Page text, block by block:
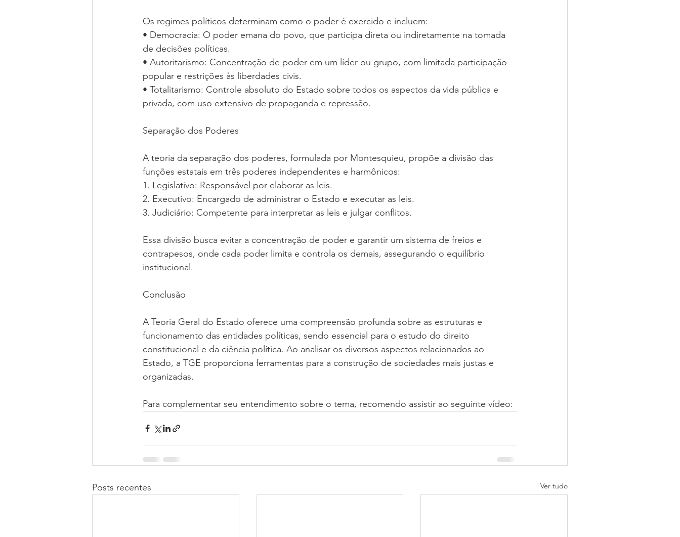
Os regimes políticos determinam como o poder é exercido e incluem:
• Democracia: O poder emana do povo, que participa direta ou indiretamente na tomada
de decisões políticas.
• Autoritarismo: Concentração de poder em um líder ou grupo, com limitada participação
popular e restrições às liberdades civis.
• Totalitarismo: Controle absoluto do Estado sobre todos os aspectos da vida pública e
privada, com uso extensivo de propaganda e repressão.
Separação dos Poderes
A teoria da separação dos poderes, formulada por Montesquieu, propõe a divisão das
funções estatais em três poderes independentes e harmônicos:
1. Legislativo: Responsável por elaborar as leis.
2. Executivo: Encargado de administrar o Estado e executar as leis.
3. Judiciário: Competente para interpretar as leis e julgar conflitos.
Essa divisão busca evitar a concentração de poder e garantir um sistema de freios e
contrapesos, onde cada poder limita e controla os demais, assegurando o equilíbrio
institucional.
Conclusão
A Teoria Geral do Estado oferece uma compreensão profunda sobre as estruturas e
funcionamento das entidades políticas, sendo essencial para o estudo do direito
constitucional e da ciência política. Ao analisar os diversos aspectos relacionados ao
Estado, a TGE proporciona ferramentas para a construção de sociedades mais justas e
organizadas.
Para complementar seu entendimento sobre o tema, recomendo assistir ao seguinte vídeo:
Posts recentes Ver tudo